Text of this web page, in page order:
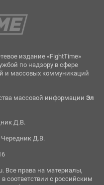
издание «FightTime»
по надзору в сфере
и массовых коммуникаций
массовой информации Эл
Д.В.
Чередник Д.В.
Все права на материалы,
с российским